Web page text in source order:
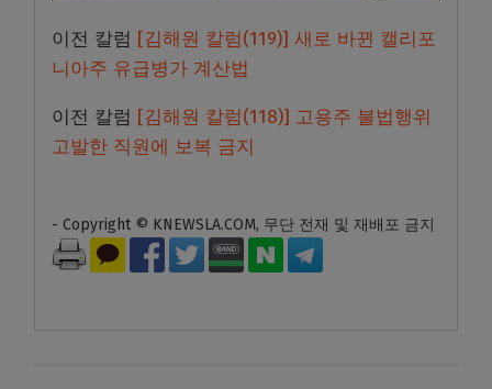
이전 칼럼 [김해원 칼럼(119)] 새로 바뀐 캘리포
니아주 유급병가 계산법
이전 칼럼 [김해원 칼럼(118)] 고용주 불법행위
고발한 직원에 보복 금지
- Copyright © KNEWSLA.COM, 무단 전재 및 재배포 금지